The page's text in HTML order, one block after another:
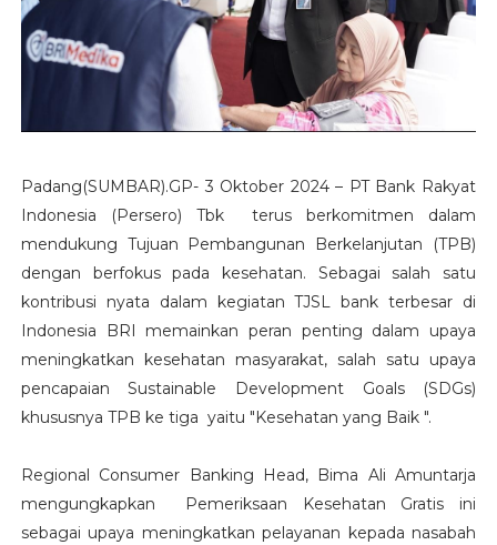
Padang(SUMBAR).GP- 3 Oktober 2024 – PT Bank Rakyat
Indonesia (Persero) Tbk terus berkomitmen dalam
mendukung Tujuan Pembangunan Berkelanjutan (TPB)
dengan berfokus pada kesehatan. Sebagai salah satu
kontribusi nyata dalam kegiatan TJSL bank terbesar di
Indonesia BRI memainkan peran penting dalam upaya
meningkatkan kesehatan masyarakat, salah satu upaya
pencapaian Sustainable Development Goals (SDGs)
khususnya TPB ke tiga yaitu "Kesehatan yang Baik ".
Regional Consumer Banking Head, Bima Ali Amuntarja
mengungkapkan Pemeriksaan Kesehatan Gratis ini
sebagai upaya meningkatkan pelayanan kepada nasabah